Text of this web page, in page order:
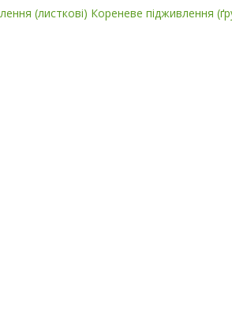
(листкові) Кореневе підживлення